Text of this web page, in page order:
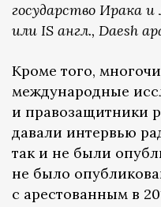
государство Ирака
или IS англ., Daesh
Кроме того,
международные
и правозащитники
давали интервью
так и не были
не было
с арестованным в